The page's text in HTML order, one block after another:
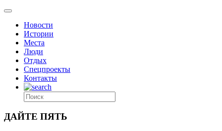
Новости
Истории
Места
Люди
Отдых
Спецпроекты
Контакты
ДАЙТЕ ПЯТЬ